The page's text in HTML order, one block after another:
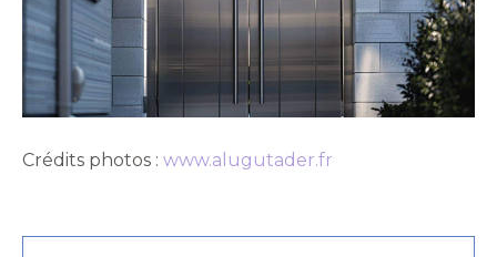
Crédits photos : www.alugutader.fr